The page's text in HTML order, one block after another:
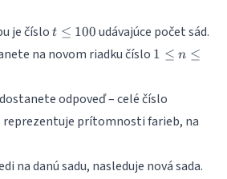
je číslo t
100
t ≤ 100 udávajúce počet sád.
na novom riadku číslo 1
1000
1 ≤ n ≤
odpoveď – celé číslo
prítomnosti farieb, na
na danú sadu, nasleduje nová sada.